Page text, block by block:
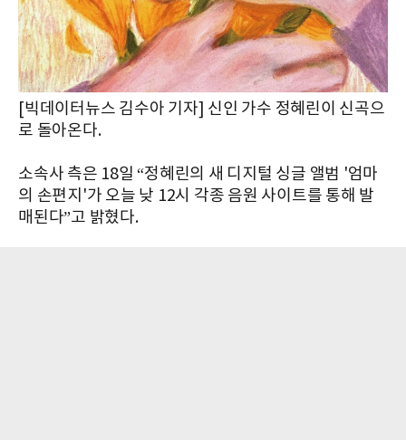
[빅데이터뉴스 김수아 기자] 신인 가수 정혜린이 신곡으
로 돌아온다.
소속사 측은 18일 “정혜린의 새 디지털 싱글 앨범 '엄마
의 손편지'가 오늘 낮 12시 각종 음원 사이트를 통해 발
매된다”고 밝혔다.